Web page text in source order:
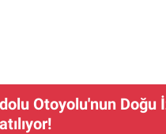
Otoyolu'nun Doğu